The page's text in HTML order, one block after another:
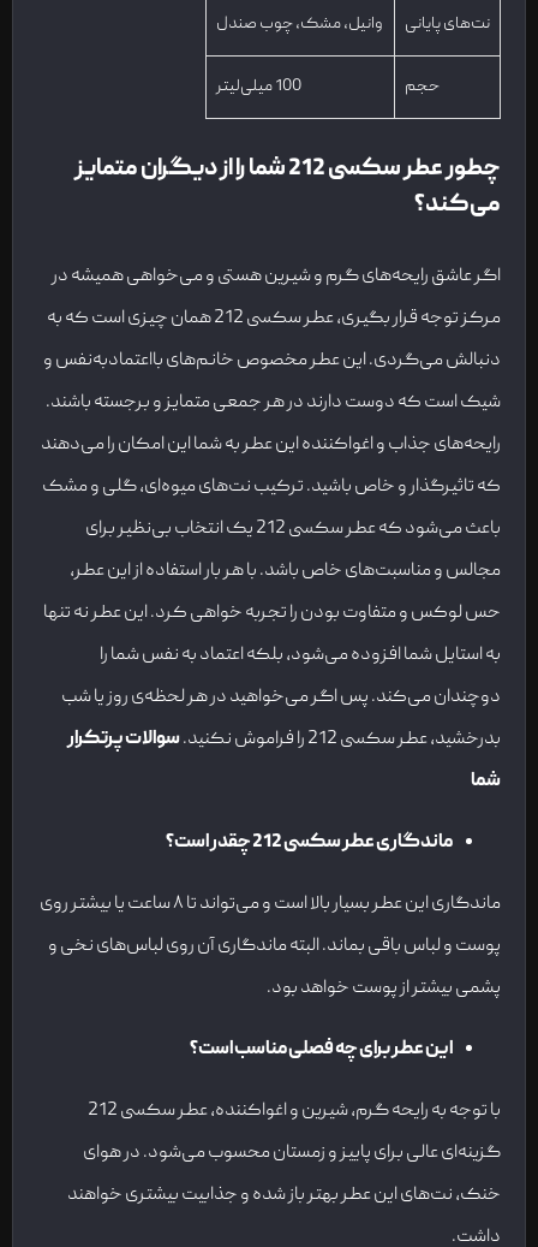
نت‌های پایانی وانیل، مشک، چوب صندل
حجم 100 میلی‌لیتر
چطور عطر سکسی 212 شما را از دیگران متمایز
می‌کند؟
اگر عاشق رایحه‌های گرم و شیرین هستی و می‌خواهی همیشه در
مرکز توجه قرار بگیری، عطر سکسی 212 همان چیزی است که به
دنبالش می‌گردی. این عطر مخصوص خانم‌های بااعتمادبه‌نفس و
شیک است که دوست دارند در هر جمعی متمایز و برجسته باشند.
رایحه‌های جذاب و اغواکننده این عطر به شما این امکان را می‌دهند
که تاثیرگذار و خاص باشید. ترکیب نت‌های میوه‌ای، گلی و مشک
باعث می‌شود که عطر سکسی 212 یک انتخاب بی‌نظیر برای
مجالس و مناسبت‌های خاص باشد. با هر بار استفاده از این عطر،
حس لوکس و متفاوت بودن را تجربه خواهی کرد. این عطر نه تنها
به استایل شما افزوده می‌شود، بلکه اعتماد به نفس شما را
دوچندان می‌کند. پس اگر می‌خواهید در هر لحظه‌ی روز یا شب
بدرخشید، عطر سکسی 212 را فراموش نکنید.
سوالات پرتکرار
شما
ماندگاری عطر سکسی 212 چقدر است؟
ماندگاری این عطر بسیار بالا است و می‌تواند تا ۸ ساعت یا بیشتر روی
پوست و لباس باقی بماند. البته ماندگاری آن روی لباس‌های نخی و
پشمی بیشتر از پوست خواهد بود.
این عطر برای چه فصلی مناسب است؟
با توجه به رایحه گرم، شیرین و اغواکننده، عطر سکسی 212
گزینه‌ای عالی برای پاییز و زمستان محسوب می‌شود. در هوای
خنک، نت‌های این عطر بهتر باز شده و جذابیت بیشتری خواهند
داشت.